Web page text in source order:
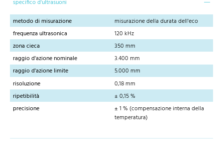
specifico d'ultrasuoni
metodo di misurazione
misurazione della durata dell'eco
frequenza ultrasonica
120 kHz
zona cieca
350 mm
raggio d'azione nominale
3.400 mm
raggio d'azione limite
5.000 mm
risoluzione
0,18 mm
ripetibilità
± 0,15 %
precisione
± 1 % (compensazione interna della
temperatura)